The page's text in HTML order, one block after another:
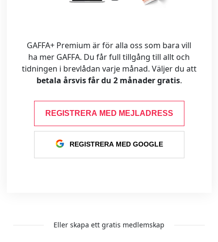
GAFFA+ Premium är för alla oss som bara vill
ha mer GAFFA. Du får full tillgång till allt och
tidningen i brevlådan varje månad. Väljer du att
betala årsvis får du 2 månader gratis.
REGISTRERA MED MEJLADRESS
REGISTRERA MED GOOGLE
Eller skapa ett gratis medlemskap